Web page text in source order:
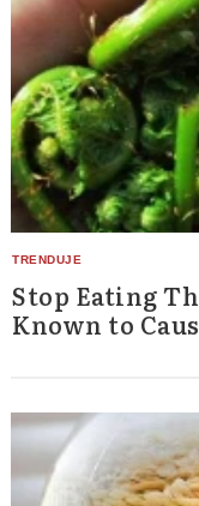
Stop Eating
Known to